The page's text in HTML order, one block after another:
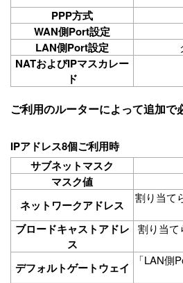
PPP方式
WAN側Port設定
LAN側Port設定
NATおよびIPマスカレー
ド
ご利用のルーターによって追加で
IPアドレス8個ご利用時
サブネットマスク
マスク値
ネットワークアドレス
割り当て
ブロードキャストアドレ
ス
割り当て
デフォルトゲートウェイ
「LAN側